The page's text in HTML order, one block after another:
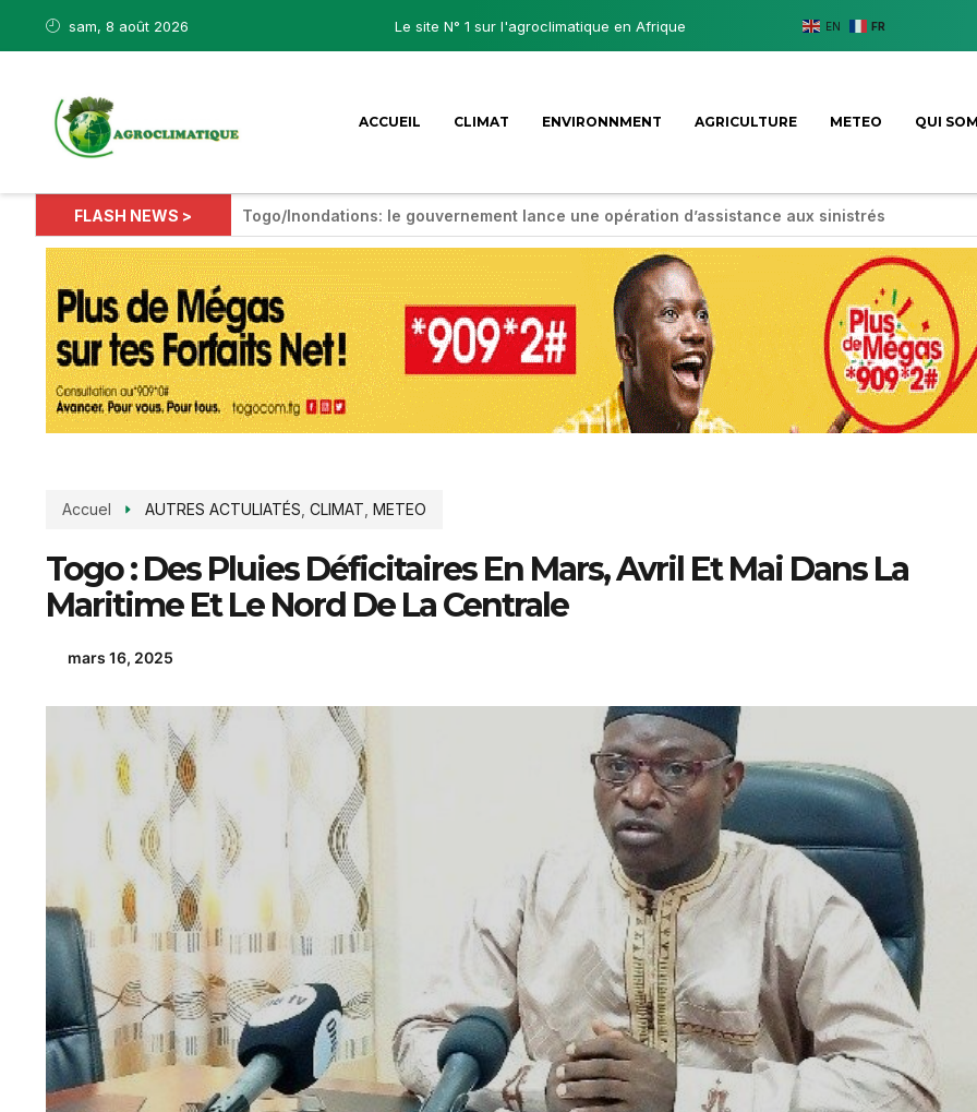
sam, 8 août 2026 Le site N° 1 sur l'agroclimatique en Afrique EN FR
ACCUEIL CLIMAT ENVIRONNMENT AGRICULTURE METEO QUI
FLASH NEWS > Togo/Inondations: le gouvernement lance une opération d’assistance aux sinistrés
Accuel AUTRES ACTULIATÉS CLIMAT METEO
Togo : Des Pluies Déficitaires En Mars, Avril Et Mai Dans La
Maritime Et Le Nord De La Centrale
mars 16, 2025